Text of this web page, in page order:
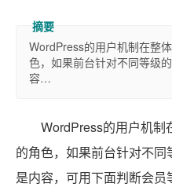
WordPress的用户机制在整
色，如果前台针对不同等级
容…
WordPress的用户机制
的角色，如果前台针对不
是内容，可用下面判断会员